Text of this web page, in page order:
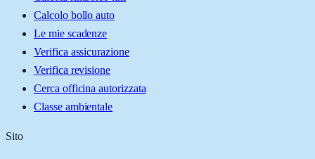
Calcolo bollo auto
Le mie scadenze
Verifica assicurazione
Verifica revisione
Cerca officina autorizzata
Classe ambientale
Sito